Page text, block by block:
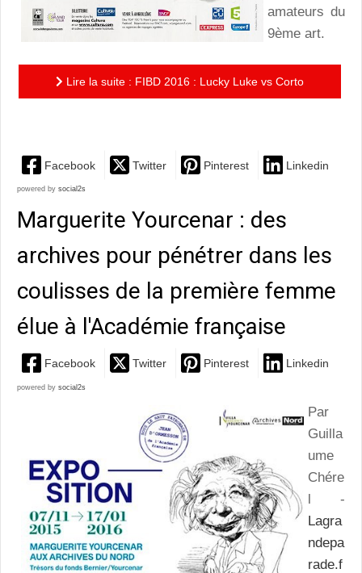
amateurs du
9ème art.
Lire la suite : FIBD 2016 : Lucky Luke vs Corto
Facebook Twitter Pinterest Linkedin
powered by social2s
Marguerite Yourcenar : des
archives pour pénétrer dans les
coulisses de la première femme
élue à l'Académie française
Facebook Twitter Pinterest Linkedin
powered by social2s
Par
Guilla
ume
Chére
l -
Lagra
ndepa
rade.f